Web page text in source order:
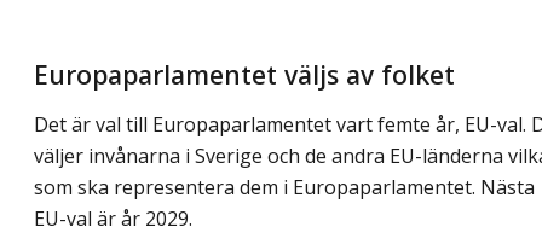
Europaparlamentet väljs av folket
Det är val till Europaparlamentet vart femte år, EU-val.
väljer invånarna i Sverige och de andra EU-länderna
som ska representera dem i Europaparlamentet. Nästa
EU-val är år 2029.